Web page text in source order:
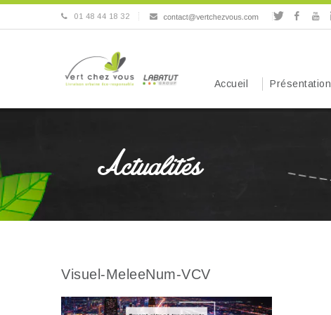
01 48 44 18 32
Accueil Présentation
Actualités
Visuel-MeleeNum-VCV